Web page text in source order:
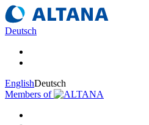
Deutsch
EnglishDeutsch
Members of